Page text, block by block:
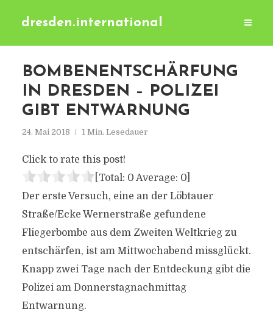
dresden.international
BOMBENENTSCHÄRFUNG
IN DRESDEN – POLIZEI
GIBT ENTWARNUNG
24. Mai 2018 1 Min. Lesedauer
Click to rate this post!
[Total: 0 Average: 0]
Der erste Versuch, eine an der Löbtauer
Straße/Ecke Wernerstraße gefundene
Fliegerbombe aus dem Zweiten Weltkrieg zu
entschärfen, ist am Mittwochabend missglückt.
Knapp zwei Tage nach der Entdeckung gibt die
Polizei am Donnerstagnachmittag
Entwarnung.